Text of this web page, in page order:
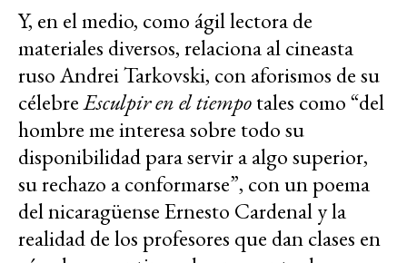
Y, en el medio, como ágil lectora de
materiales diversos, relaciona al cineasta
ruso Andrei Tarkovski, con aforismos de su
célebreEsculpir en el tiempotales como “del
hombre me interesa sobre todo su
disponibilidad para servir a algo superior,
su rechazo a conformarse”, con un poema
del nicaragüense Ernesto Cardenal y la
realidad de los profesores que dan clases en